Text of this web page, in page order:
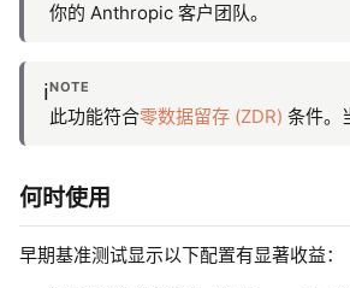
你的 Anthropic 客户团队。
ℹ️NOTE
此功能符合零数据留存 (ZDR) 条件。
何时使用
早期基准测试显示以下配置有显著收益：